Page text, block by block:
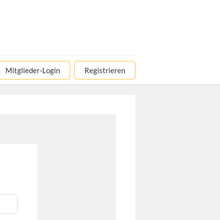
Mitglieder-Login Registrieren